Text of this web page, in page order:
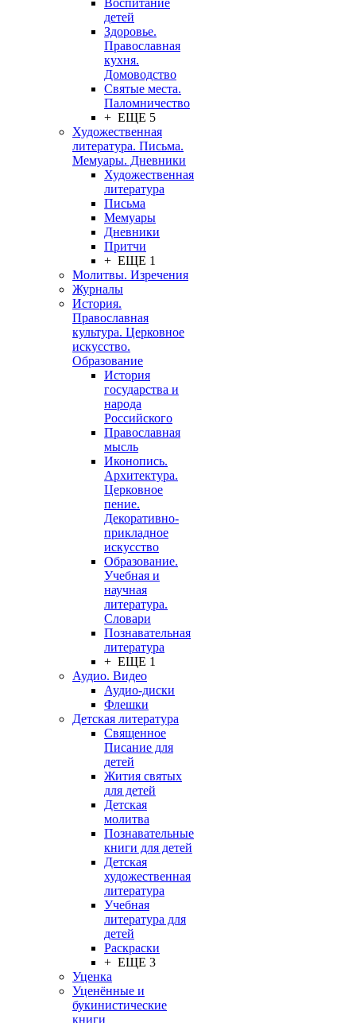
Воспитание
детей
Здоровье.
Православная
кухня.
Домоводство
Святые места.
Паломничество
+ ЕЩЕ 5
Художественная
литература. Письма.
Мемуары. Дневники
Художественная
литература
Письма
Мемуары
Дневники
Притчи
+ ЕЩЕ 1
Молитвы. Изречения
Журналы
История.
Православная
культура. Церковное
искусство.
Образование
История
государства и
народа
Российского
Православная
мысль
Иконопись.
Архитектура.
Церковное
пение.
Декоративно-
прикладное
искусство
Образование.
Учебная и
научная
литература.
Словари
Познавательная
литература
+ ЕЩЕ 1
Аудио. Видео
Аудио-диски
Флешки
Детская литература
Священное
Писание для
детей
Жития святых
для детей
Детская
молитва
Познавательные
книги для детей
Детская
художественная
литература
Учебная
литература для
детей
Раскраски
+ ЕЩЕ 3
Уценка
Уценённые и
букинистические
книги